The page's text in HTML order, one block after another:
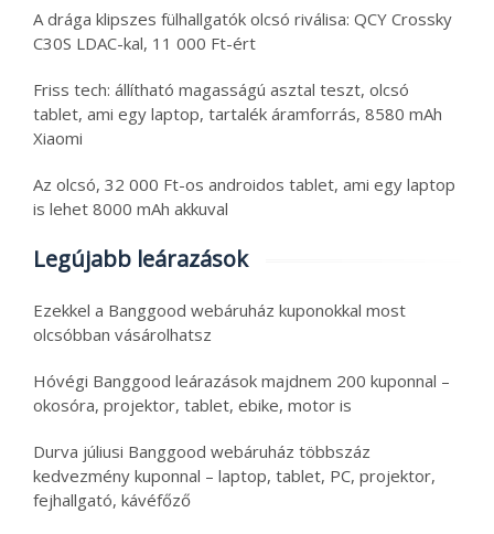
A drága klipszes fülhallgatók olcsó riválisa: QCY Crossky
C30S LDAC-kal, 11 000 Ft-ért
Friss tech: állítható magasságú asztal teszt, olcsó
tablet, ami egy laptop, tartalék áramforrás, 8580 mAh
Xiaomi
Az olcsó, 32 000 Ft-os androidos tablet, ami egy laptop
is lehet 8000 mAh akkuval
Legújabb leárazások
Ezekkel a Banggood webáruház kuponokkal most
olcsóbban vásárolhatsz
Hóvégi Banggood leárazások majdnem 200 kuponnal –
okosóra, projektor, tablet, ebike, motor is
Durva júliusi Banggood webáruház többszáz
kedvezmény kuponnal – laptop, tablet, PC, projektor,
fejhallgató, kávéfőző